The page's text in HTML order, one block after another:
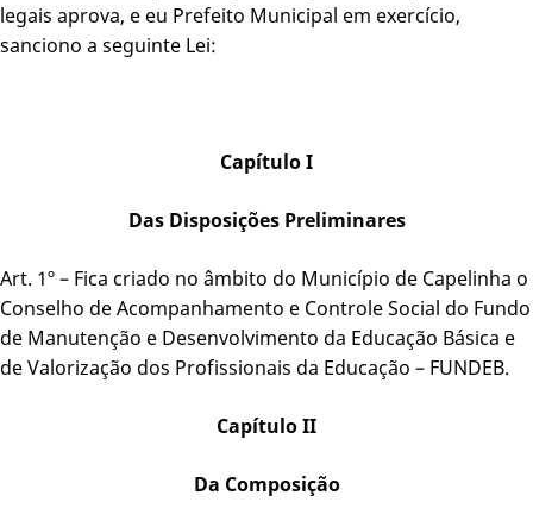
legais aprova, e eu Prefeito Municipal em exercício,
sanciono a seguinte Lei:
Capítulo I
Das Disposições Preliminares
Art. 1º – Fica criado no âmbito do Município de Capelinha o
Conselho de Acompanhamento e Controle Social do Fundo
de Manutenção e Desenvolvimento da Educação Básica e
de Valorização dos Profissionais da Educação – FUNDEB.
Capítulo II
Da Composição